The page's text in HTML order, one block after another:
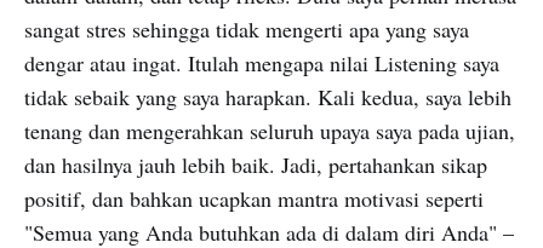
sangat stres sehingga tidak mengerti apa yang saya
dengar atau ingat. Itulah mengapa nilai Listening saya
tidak sebaik yang saya harapkan. Kali kedua, saya lebih
tenang dan mengerahkan seluruh upaya saya pada ujian,
dan hasilnya jauh lebih baik. Jadi, pertahankan sikap
positif, dan bahkan ucapkan mantra motivasi seperti
"Semua yang Anda butuhkan ada di dalam diri Anda" –